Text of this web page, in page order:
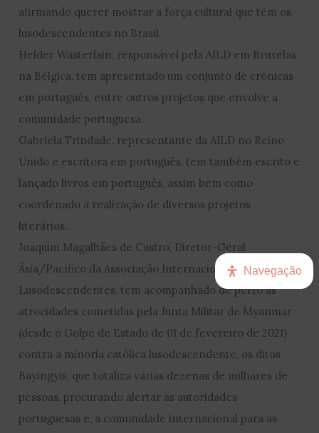
afirmando querer mostrar a força cultural que têm os
lusodescendentes no Brasil.
Helder Wasterlain, responsável pela AILD em Bruxelas
na Bélgica, tem apresentado um conjunto de crónicas
em português, entre outros projetos que envolve a
comunidade portuguesa.
Gabriela Trindade, representante da AILD no Reino
Unido e escritora em português, tem também escrito e
lançado livros em português, assim bem como
coordenado a realização de diversos projetos
literários.
Joaquim Magalhães de Castro, Diretor-Geral
Ásia/Pacífico da Associação Internacional dos
Lusodescendentes, tem acompanhado de perto as
atrocidades cometidas pela Junta Militar de Myanmar
(desde o Golpe de Estado de 01 de fevereiro de 2021)
contra a minoria católica lusodescendente, os ditos
Bayingyis, que totaliza várias dezenas de milhares de
pessoas, procurando alertar as autoridades
portuguesas e, a comunidade internacional para as
Navegação